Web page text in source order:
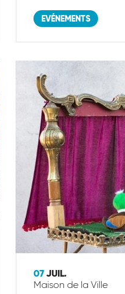
EVÉNEMENTS
07JUIL.
Maison de la Ville